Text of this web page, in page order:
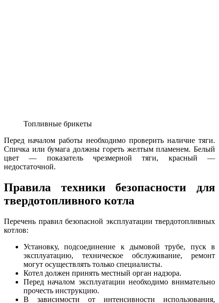
Топливные брикеты
Перед началом работы необходимо проверить наличие тяги.
Спичка или бумага должны гореть желтым пламенем. Белый
цвет — показатель чрезмерной тяги, красный —
недостаточной.
Правила техники безопасности для
твердотопливного котла
Перечень правил безопасной эксплуатации твердотопливных
котлов:
Установку, подсоединение к дымовой трубе, пуск в
эксплуатацию, техническое обслуживание, ремонт
могут осуществлять только специалисты.
Котел должен принять местный орган надзора.
Перед началом эксплуатации необходимо внимательно
прочесть инструкцию.
В зависимости от интенсивности использования,